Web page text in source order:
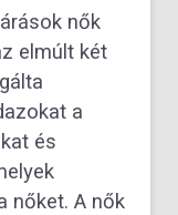
nők
elmúlt két
a
és
nőket. A nők